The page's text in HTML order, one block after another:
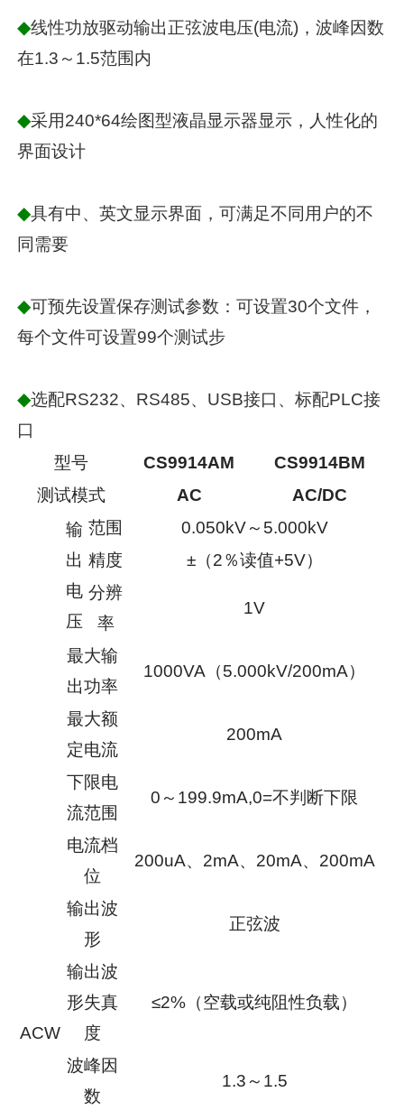
◆线性功放驱动输出正弦波电压(电流)，波峰因数
在1.3～1.5范围内
◆采用240*64绘图型液晶显示器显示，人性化的
界面设计
◆具有中、英文显示界面，可满足不同用户的不
同需要
◆可预先设置保存测试参数：可设置30个文件，
每个文件可设置99个测试步
◆选配RS232、RS485、USB接口、标配PLC接
口
型号
CS9914AM
CS9914BM
测试模式
AC AC/DC
ACW
输
出
电
压
范围
0.050kV～5.000kV
精度
±（2％读值+5V）
分辨
率
1V
最大输
出功率
1000VA（5.000kV/200mA）
最大额
定电流
200mA
下限电
流范围
0～199.9mA,0=不判断下限
电流档
位
200uA、2mA、20mA、200mA
输出波
形
正弦波
输出波
形失真
度
≤2%（空载或纯阻性负载）
波峰因
数
1.3～1.5